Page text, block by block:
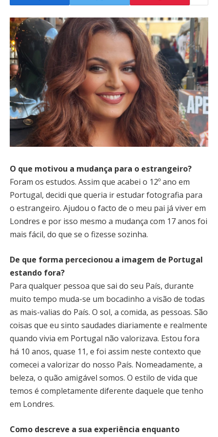
O que motivou a mudança para o estrangeiro?
Foram os estudos. Assim que acabei o 12º ano em
Portugal, decidi que queria ir estudar fotografia para
o estrangeiro. Ajudou o facto de o meu pai já viver em
Londres e por isso mesmo a mudança com 17 anos foi
mais fácil, do que se o fizesse sozinha.
De que forma percecionou a imagem de Portugal
estando fora?
Para qualquer pessoa que sai do seu País, durante
muito tempo muda-se um bocadinho a visão de todas
as mais-valias do País. O sol, a comida, as pessoas. São
coisas que eu sinto saudades diariamente e realmente
quando vivia em Portugal não valorizava. Estou fora
há 10 anos, quase 11, e foi assim neste contexto que
comecei a valorizar do nosso País. Nomeadamente, a
beleza, o quão amigável somos. O estilo de vida que
temos é completamente diferente daquele que tenho
em Londres.
Como descreve a sua experiência enquanto